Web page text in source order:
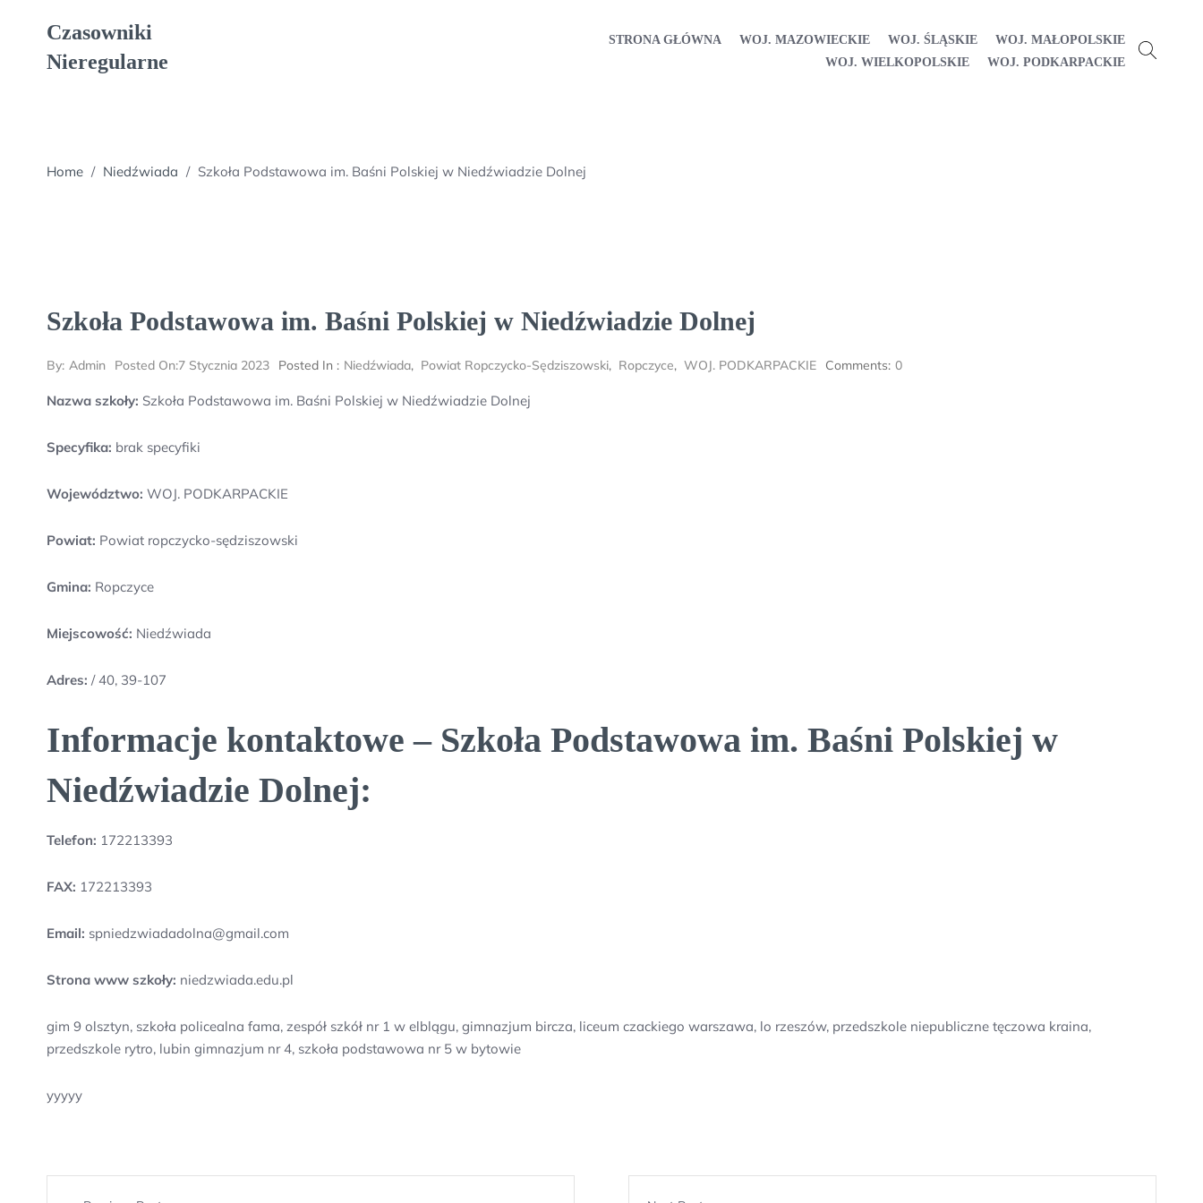
Czasowniki
Nieregularne
STRONA GŁÓWNA WOJ. MAZOWIECKIE WOJ. ŚLĄSKIE
WOJ. MAŁOPOLSKIE
WOJ. WIELKOPOLSKIE
WOJ. PODKARPACKIE
Home / Niedźwiada / Szkoła Podstawowa im. Baśni Polskiej w Niedźwiadzie Dolnej
Szkoła Podstawowa im. Baśni Polskiej w Niedźwiadzie Dolnej
By: Admin Posted On:7 Stycznia 2023 Posted In : Niedźwiada, Powiat Ropczycko-Sędziszowski, Ropczyce, WOJ. PODKARPACKIE Comments: 0
Nazwa szkoły: Szkoła Podstawowa im. Baśni Polskiej w Niedźwiadzie Dolnej
Specyfika: brak specyfiki
Województwo: WOJ. PODKARPACKIE
Powiat: Powiat ropczycko-sędziszowski
Gmina: Ropczyce
Miejscowość: Niedźwiada
Adres: / 40, 39-107
Informacje kontaktowe – Szkoła Podstawowa im. Baśni Polskiej w
Niedźwiadzie Dolnej:
Telefon: 172213393
FAX: 172213393
Email: spniedzwiadadolna@gmail.com
Strona www szkoły: niedzwiada.edu.pl
gim 9 olsztyn, szkoła policealna fama, zespół szkół nr 1 w elblągu, gimnazjum bircza, liceum czackiego warszawa, lo rzeszów, przedszkole niepubliczne tęczowa kraina,
przedszkole rytro, lubin gimnazjum nr 4, szkoła podstawowa nr 5 w bytowie
yyyyy